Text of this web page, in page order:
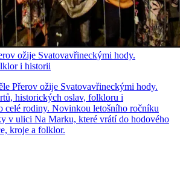
ožije Svatovavřineckými hody.
i historii
Přerov ožije Svatovavřineckými hody.
historických oslav, folkloru i
celé rodiny. Novinkou letošního ročníku
v ulici Na Marku, které vrátí do hodového
kroje a folklor.